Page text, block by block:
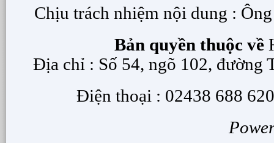
Chịu trách nhiệm nội dung :
Bản quyền thuộc về
Địa chỉ : Số 54, ngõ 102, đường
Điện thoại : 02438 688